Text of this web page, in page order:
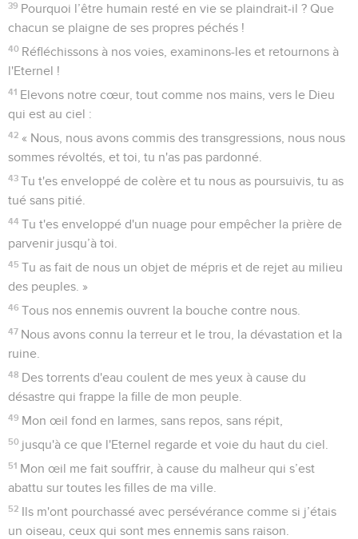
39 Pourquoi l’être humain resté en vie se plaindrait-il ? Que
chacun se plaigne de ses propres péchés !
40 Réfléchissons à nos voies, examinons-les et retournons à
l'Eternel !
41 Elevons notre cœur, tout comme nos mains, vers le Dieu
qui est au ciel :
42 « Nous, nous avons commis des transgressions, nous nous
sommes révoltés, et toi, tu n'as pas pardonné.
43 Tu t'es enveloppé de colère et tu nous as poursuivis, tu as
tué sans pitié.
44 Tu t'es enveloppé d'un nuage pour empêcher la prière de
parvenir jusqu’à toi.
45 Tu as fait de nous un objet de mépris et de rejet au milieu
des peuples. »
46 Tous nos ennemis ouvrent la bouche contre nous.
47 Nous avons connu la terreur et le trou, la dévastation et la
ruine.
48 Des torrents d'eau coulent de mes yeux à cause du
désastre qui frappe la fille de mon peuple.
49 Mon œil fond en larmes, sans repos, sans répit,
50 jusqu'à ce que l'Eternel regarde et voie du haut du ciel.
51 Mon œil me fait souffrir, à cause du malheur qui s’est
abattu sur toutes les filles de ma ville.
52
Ils m'ont pourchassé avec persévérance comme si j’étais
un oiseau, ceux qui sont mes ennemis sans raison.